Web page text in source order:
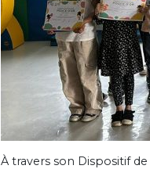
À travers son Dispositif